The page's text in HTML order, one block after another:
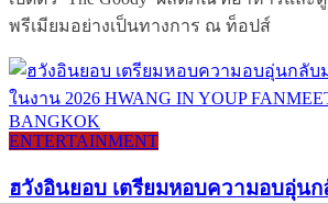
พรีเมียมอย่างเป็นทางการ ณ ท็อปส์
ENTERTAINMENT
ฮวังอินยอบ เตรียมหอบความอบอุ่น